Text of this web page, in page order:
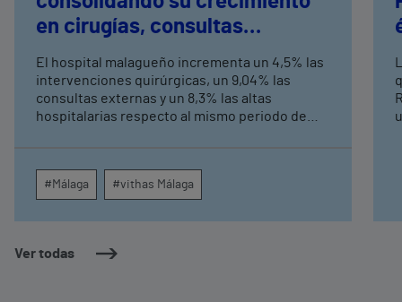
Ver todas
en cirugías, consultas
El hospital malagueño incrementa un 4,5% las
intervenciones quirúrgicas, un 9,04% las
consultas externas y un 8,3% las altas
hospitalarias respecto al mismo periodo de
provincia dispara un 140% las intervenciones
quirúrgicas ambulatorias y un 7% las consultas
como oftalmología, aparato digestivo,
#Málaga #vithas Málaga